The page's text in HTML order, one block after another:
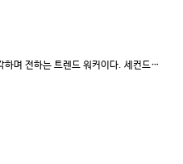
하며 전하는 트렌드 워커이다. 세컨드…